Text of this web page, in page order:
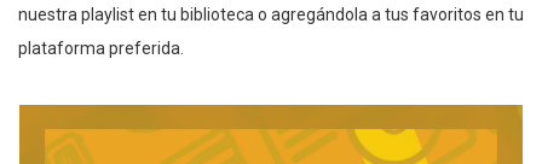
nuestra playlist en tu biblioteca o agregándola a tus favoritos en tu
plataforma preferida.